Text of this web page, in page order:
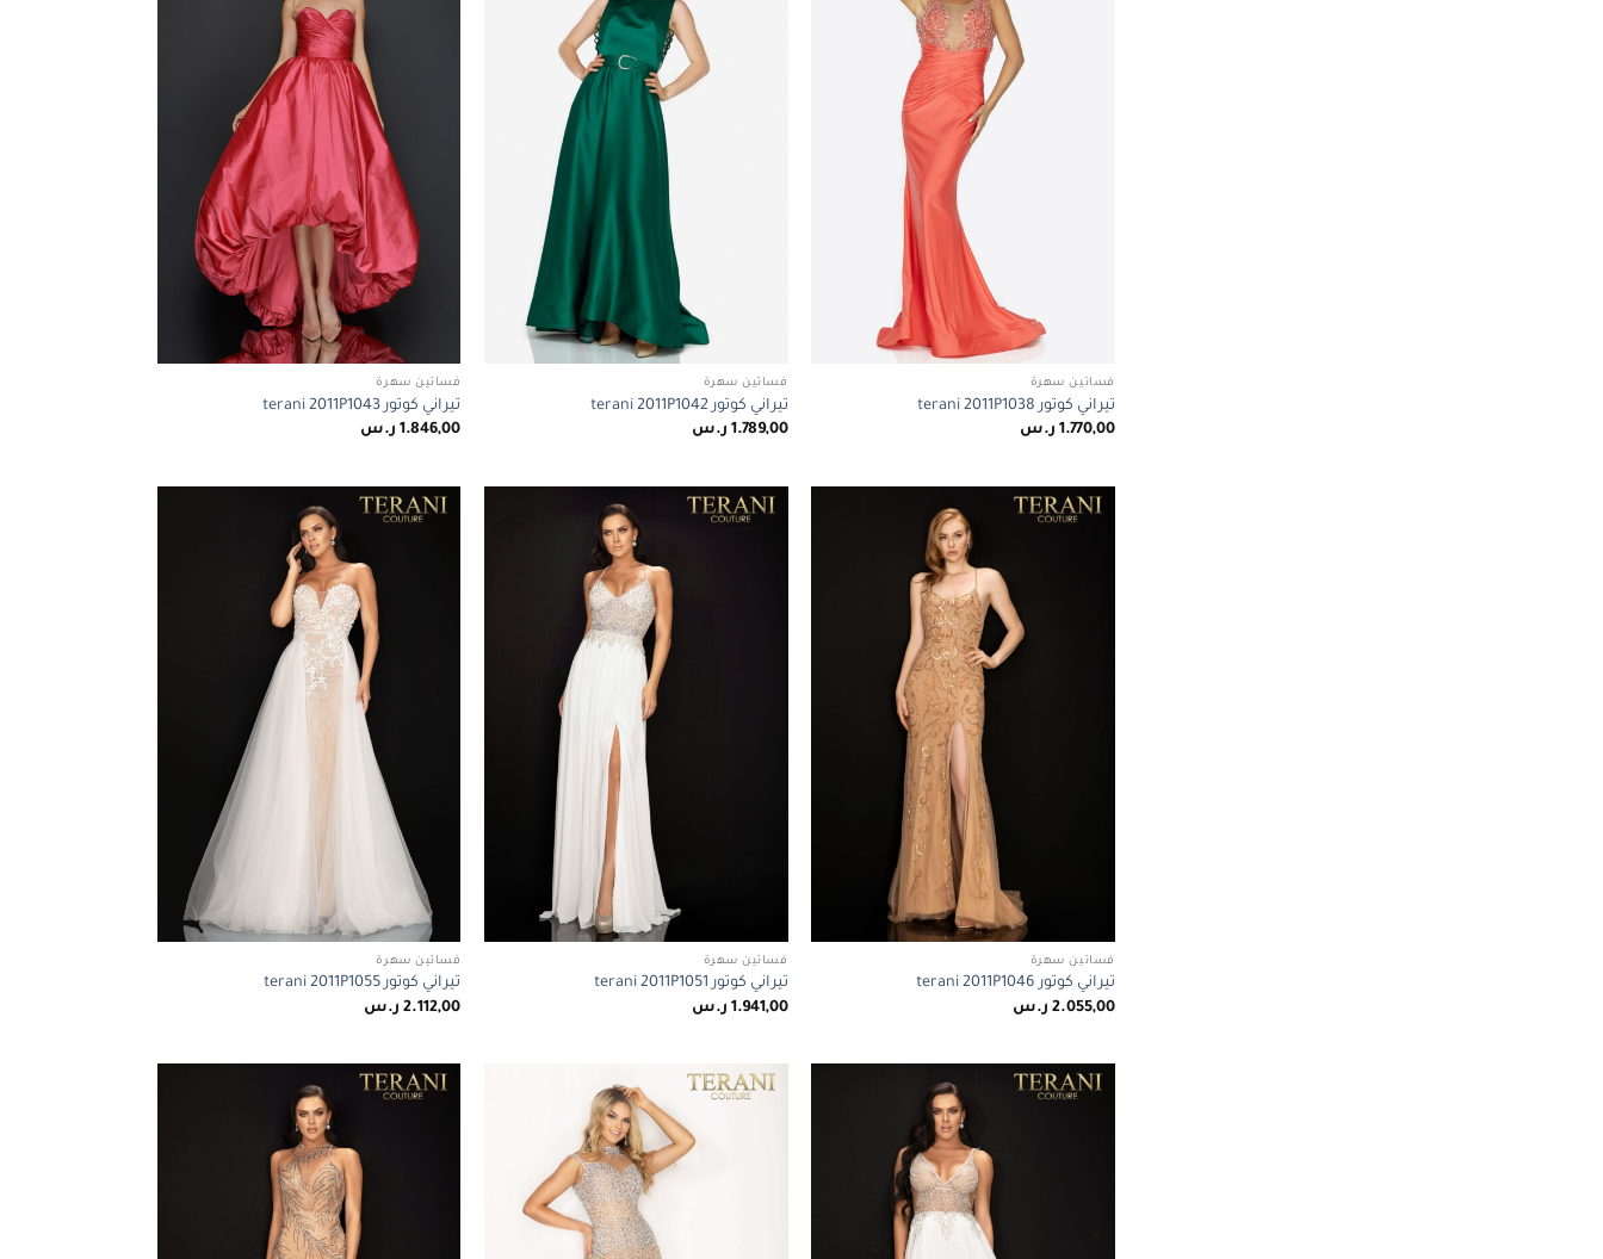
فساتين سهرة
تيراني كوتور terani 2011P1038
1.770,00 ر.س
فساتين سهرة
تيراني كوتور terani 2011P1042
1.789,00 ر.س
فساتين سهرة
تيراني كوتور terani 2011P1043
1.846,00 ر.س
فساتين سهرة
تيراني كوتور terani 2011P1046
2.055,00 ر.س
فساتين سهرة
تيراني كوتور terani 2011P1051
1.941,00 ر.س
فساتين سهرة
تيراني كوتور terani 2011P1055
2.112,00 ر.س